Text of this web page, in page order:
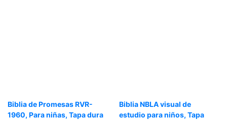
Biblia de Promesas RVR-
1960, Para niñas, Tapa dura
Biblia NBLA visual de
estudio para niños, Tapa